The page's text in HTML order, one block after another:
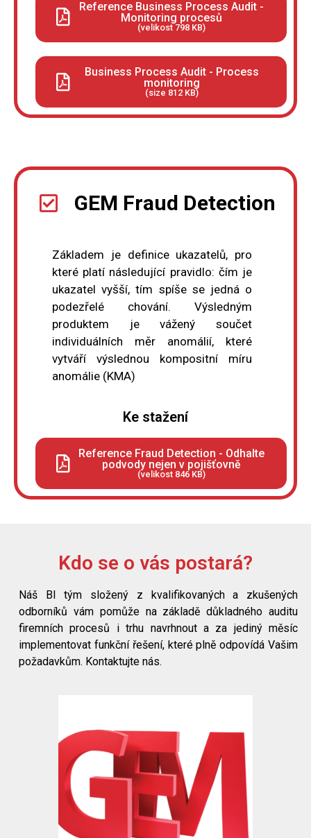
Reference Business Process Audit -
Monitoring procesů
(velikost 798 KB)
Business Process Audit - Process
monitoring
(size 812 KB)
GEM Fraud Detection
Základem je definice ukazatelů, pro
které platí následující pravidlo: čím je
ukazatel vyšší, tím spíše se jedná o
podezřelé chování. Výsledným
produktem je vážený součet
individuálních měr anomálií, které
vytváří výslednou kompositní míru
anomálie (KMA)
Ke stažení
Reference Fraud Detection - Odhalte
podvody nejen v pojišťovně
(velikost 846 KB)
Kdo se o vás postará?
Náš BI tým složený z kvalifikovaných a zkušených
odborníků vám pomůže na základě důkladného auditu
firemních procesů i trhu navrhnout a za jediný měsíc
implementovat funkční řešení, které plně odpovídá Vašim
požadavkům. Kontaktujte nás.